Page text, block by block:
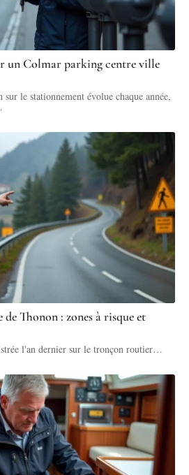
un Colmar parking centre ville
le stationnement évolue chaque année,
Thonon : zones à risque et
l'an dernier sur le tronçon routier…